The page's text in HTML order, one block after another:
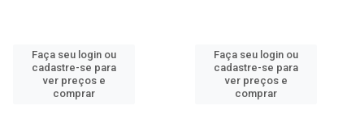
Faça seu login ou
cadastre-se para
ver preços e
comprar
Faça seu login ou
cadastre-se para
ver preços e
comprar